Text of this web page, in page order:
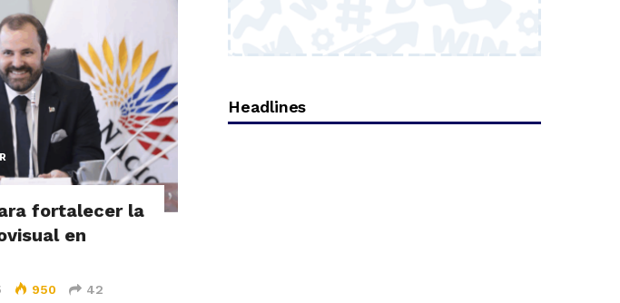
fortalecer la
en
950
42
Headlines